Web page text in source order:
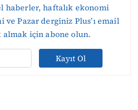
haberler, haftalık ekonomi
ve Pazar derginiz Plus’ı email
almak için abone olun.
Kayıt Ol